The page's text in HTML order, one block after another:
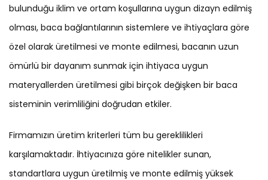
bulunduğu iklim ve ortam koşullarına uygun dizayn edilmiş
olması, baca bağlantılarının sistemlere ve ihtiyaçlara göre
özel olarak üretilmesi ve monte edilmesi, bacanın uzun
ömürlü bir dayanım sunmak için ihtiyaca uygun
materyallerden üretilmesi gibi birçok değişken bir baca
sisteminin verimliliğini doğrudan etkiler.
Firmamızın üretim kriterleri tüm bu gereklilikleri
karşılamaktadır. İhtiyacınıza göre nitelikler sunan,
standartlara uygun üretilmiş ve monte edilmiş yüksek